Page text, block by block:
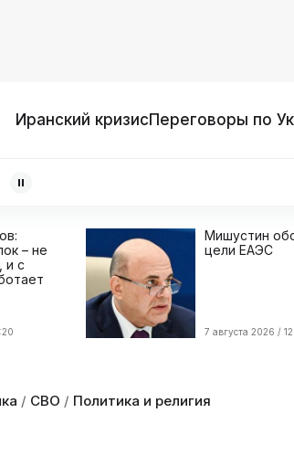
Иранский кризисПереговоры по
– не
и с
Мишустин
цели ЕАЭС
7 августа 2026 /
/ СВО / Политика и религия